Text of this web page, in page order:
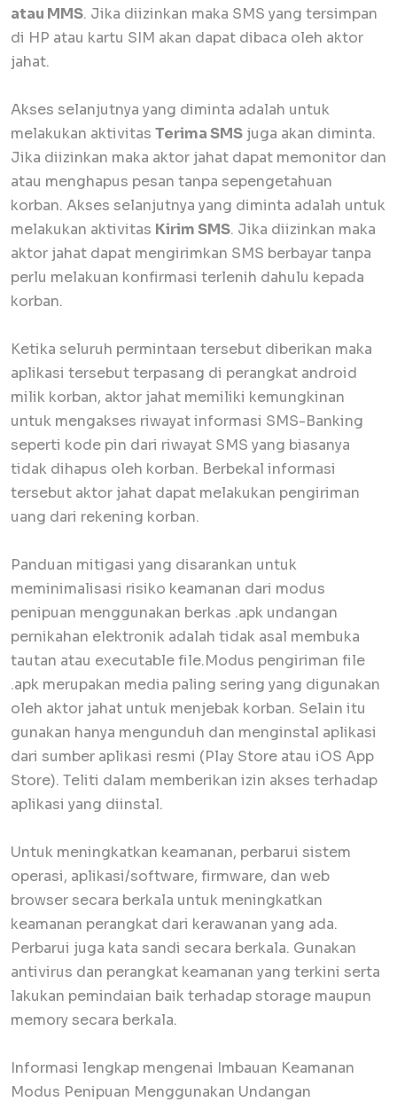
atau MMS. Jika diizinkan maka SMS yang tersimpan
di HP atau kartu SIM akan dapat dibaca oleh aktor
jahat.
Akses selanjutnya yang diminta adalah untuk
melakukan aktivitas Terima SMS juga akan diminta.
Jika diizinkan maka aktor jahat dapat memonitor dan
atau menghapus pesan tanpa sepengetahuan
korban. Akses selanjutnya yang diminta adalah untuk
melakukan aktivitas Kirim SMS. Jika diizinkan maka
aktor jahat dapat mengirimkan SMS berbayar tanpa
perlu melakuan konfirmasi terlenih dahulu kepada
korban.
Ketika seluruh permintaan tersebut diberikan maka
aplikasi tersebut terpasang di perangkat android
milik korban, aktor jahat memiliki kemungkinan
untuk mengakses riwayat informasi SMS-Banking
seperti kode pin dari riwayat SMS yang biasanya
tidak dihapus oleh korban. Berbekal informasi
tersebut aktor jahat dapat melakukan pengiriman
uang dari rekening korban.
Panduan mitigasi yang disarankan untuk
meminimalisasi risiko keamanan dari modus
penipuan menggunakan berkas .apk undangan
pernikahan elektronik adalah tidak asal membuka
tautan atau executable file.Modus pengiriman file
.apk merupakan media paling sering yang digunakan
oleh aktor jahat untuk menjebak korban. Selain itu
gunakan hanya mengunduh dan menginstal aplikasi
dari sumber aplikasi resmi (Play Store atau iOS App
Store). Teliti dalam memberikan izin akses terhadap
aplikasi yang diinstal.
Untuk meningkatkan keamanan, perbarui sistem
operasi, aplikasi/software, firmware, dan web
browser secara berkala untuk meningkatkan
keamanan perangkat dari kerawanan yang ada.
Perbarui juga kata sandi secara berkala. Gunakan
antivirus dan perangkat keamanan yang terkini serta
lakukan pemindaian baik terhadap storage maupun
memory secara berkala.
Informasi lengkap mengenai Imbauan Keamanan
Modus Penipuan Menggunakan Undangan